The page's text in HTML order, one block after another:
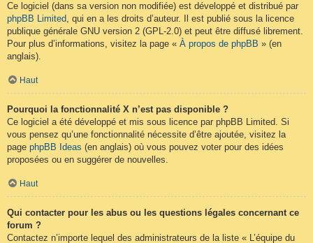
Ce logiciel (dans sa version non modifiée) est développé et distribué par
phpBB Limited, qui en a les droits d’auteur. Il est publié sous la licence
publique générale GNU version 2 (GPL-2.0) et peut être diffusé librement.
Pour plus d’informations, visitez la page « À propos de phpBB » (en
anglais).
Haut
Pourquoi la fonctionnalité X n’est pas disponible ?
Ce logiciel a été développé et mis sous licence par phpBB Limited. Si
vous pensez qu’une fonctionnalité nécessite d’être ajoutée, visitez la
page phpBB Ideas (en anglais) où vous pouvez voter pour des idées
proposées ou en suggérer de nouvelles.
Haut
Qui contacter pour les abus ou les questions légales concernant ce
forum ?
Contactez n’importe lequel des administrateurs de la liste « L’équipe du